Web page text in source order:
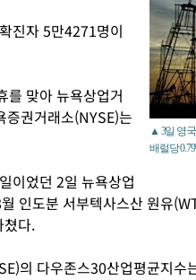
▲ 3일 영
배럴당
진자 5만4271명이
를 맞아 뉴욕상업거
증권거래소(NYSE)는
이었던 2일 뉴욕상업
인도분 서부텍사스산 원유
다.
의 다우존스30산업평균지